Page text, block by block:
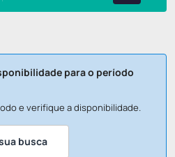
para o período
e verifique a disponibilidade.
busca